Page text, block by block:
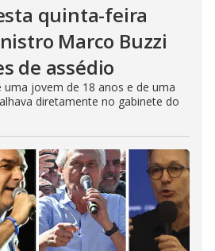
quinta-feira
Marco Buzzi
de assédio
uma jovem de 18 anos e de uma
diretamente no gabinete do